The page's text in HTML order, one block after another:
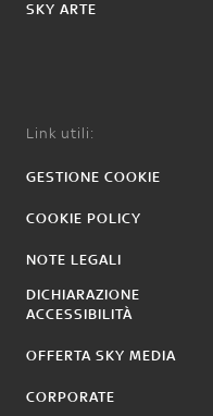
SKY ARTE
Link utili:
GESTIONE COOKIE
COOKIE POLICY
NOTE LEGALI
DICHIARAZIONE
ACCESSIBILITÀ
OFFERTA SKY MEDIA
CORPORATE